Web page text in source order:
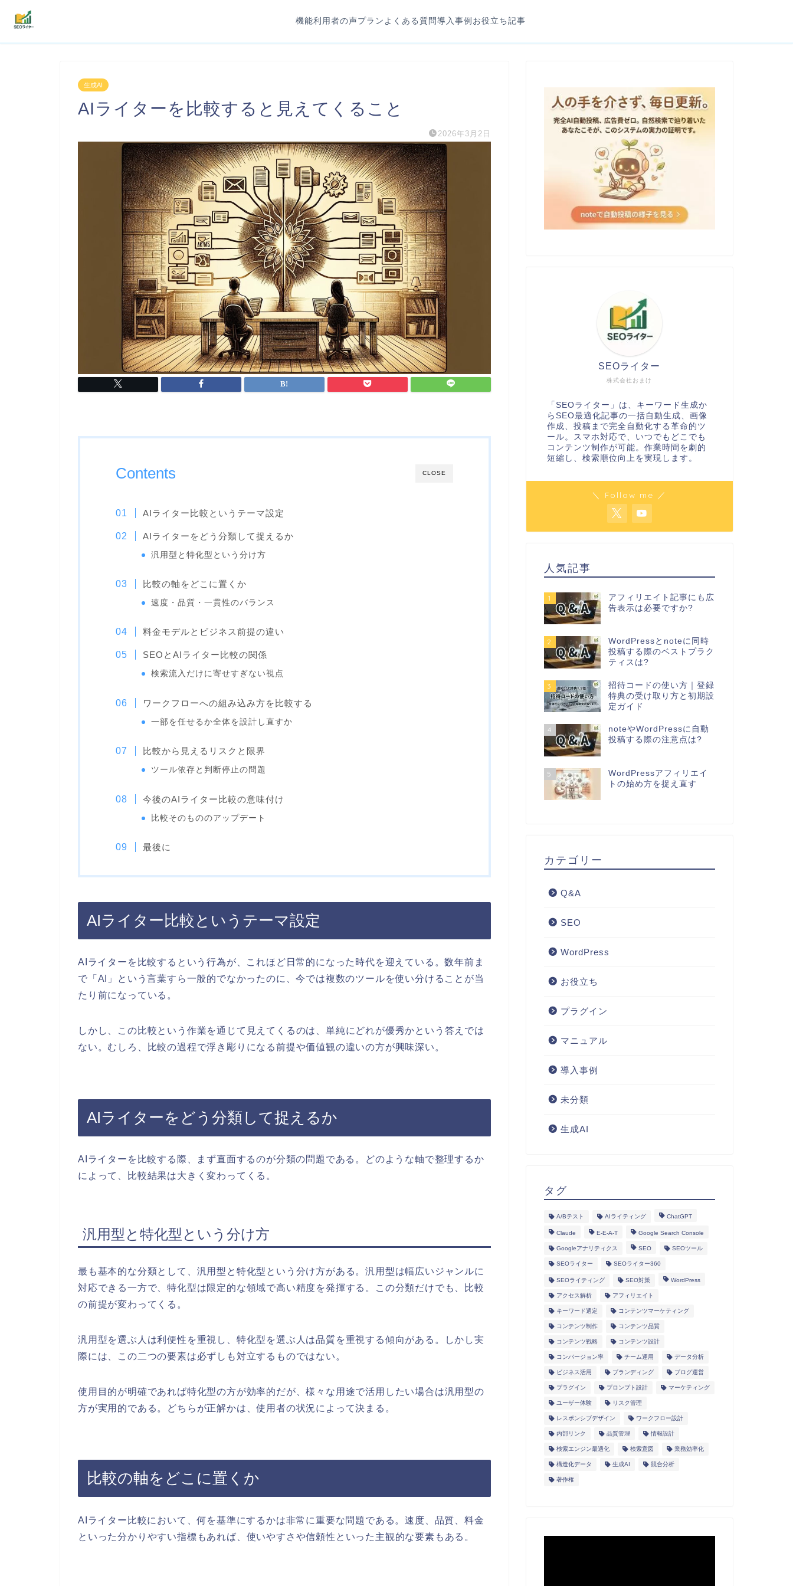
機能利用者の声プラン よくある質問導入事例 お役立ち記事
生成AI
AIライターを比較すると見えてくること
2026年3月2日
CLOSE
Contents
AIライター比較というテーマ設定
AIライターをどう分類して捉えるか
汎用型と特化型という分け方
比較の軸をどこに置くか
速度・品質・一貫性のバランス
料金モデルとビジネス前提の違い
SEOとAIライター比較の関係
検索流入だけに寄せすぎない視点
ワークフローへの組み込み方を比較する
一部を任せるか全体を設計し直すか
比較から見えるリスクと限界
ツール依存と判断停止の問題
今後のAIライター比較の意味付け
比較そのもののアップデート
最後に
AIライター比較というテーマ設定
AIライターを比較するという行為が、これほど日常的になった時代を迎えている。数年前ま
で「AI」という言葉すら一般的でなかったのに、今では複数のツールを使い分けることが当
たり前になっている。
しかし、この比較という作業を通じて見えてくるのは、単純にどれが優秀かという答えでは
ない。むしろ、比較の過程で浮き彫りになる前提や価値観の違いの方が興味深い。
AIライターをどう分類して捉えるか
AIライターを比較する際、まず直面するのが分類の問題である。どのような軸で整理するか
によって、比較結果は大きく変わってくる。
汎用型と特化型という分け方
最も基本的な分類として、汎用型と特化型という分け方がある。汎用型は幅広いジャンルに
対応できる一方で、特化型は限定的な領域で高い精度を発揮する。この分類だけでも、比較
の前提が変わってくる。
汎用型を選ぶ人は利便性を重視し、特化型を選ぶ人は品質を重視する傾向がある。しかし実
際には、この二つの要素は必ずしも対立するものではない。
使用目的が明確であれば特化型の方が効率的だが、様々な用途で活用したい場合は汎用型の
方が実用的である。どちらが正解かは、使用者の状況によって決まる。
比較の軸をどこに置くか
AIライター比較において、何を基準にするかは非常に重要な問題である。速度、品質、料金
といった分かりやすい指標もあれば、使いやすさや信頼性といった主観的な要素もある。
株式会社おまけ
SEOライター
「SEOライター」は、キーワード生成か
らSEO最適化記事の一括自動生成、画像
作成、投稿まで完全自動化する革命的ツ
ール。スマホ対応で、いつでもどこでも
コンテンツ制作が可能。作業時間を劇的
短縮し、検索順位向上を実現します。
＼ Follow me ／
人気記事
1
アフィリエイト記事にも広
告表示は必要ですか?
2
WordPressとnoteに同時
投稿する際のベストプラク
ティスは?
3
招待コードの使い方｜登録
特典の受け取り方と初期設
定ガイド
4
noteやWordPressに自動
投稿する際の注意点は?
5
WordPressアフィリエイ
トの始め方を捉え直す
カテゴリー
Q&A
SEO
WordPress
お役立ち
プラグイン
マニュアル
導入事例
未分類
生成AI
タグ
A/Bテスト AIライティング ChatGPT
Claude E-E-A-T Google Search Console
Googleアナリティクス SEO SEOツール
SEOライター SEOライター360
SEOライティング SEO対策 WordPress
アクセス解析 アフィリエイト
キーワード選定 コンテンツマーケティング
コンテンツ制作 コンテンツ品質
コンテンツ戦略 コンテンツ設計
コンバージョン率 チーム運用 データ分析
ビジネス活用 ブランディング ブログ運営
プラグイン プロンプト設計 マーケティング
ユーザー体験 リスク管理
レスポンシブデザイン ワークフロー設計
内部リンク 品質管理 情報設計
検索エンジン最適化 検索意図 業務効率化
構造化データ 生成AI 競合分析
著作権